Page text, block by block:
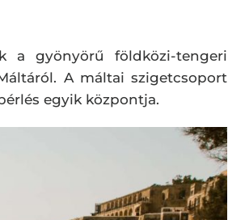
a gyönyörű földközi-tengeri
A máltai szigetcsoport
egyik központja.